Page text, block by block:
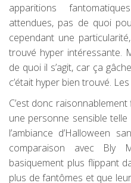
apparitions
attendues, pas de quoi
cependant une
trouvé hyper intéressante.
de quoi il s’agit, car ça
c’était hyper bien trouvé.
C’est donc
une personne sensible
l’ambiance d’Halloween
comparaison avec Bly
basiquement plus flippant
plus de fantômes et que